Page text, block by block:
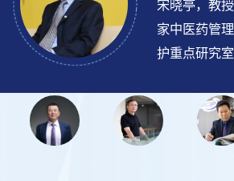
宋晓亭，教
家中医药管
护重点研究
任委员。宋
会科学基金
目光关注着
2020届
行区人
官助理